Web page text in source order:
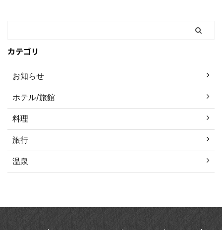
カテゴリ
お知らせ
ホテル/旅館
料理
旅行
温泉